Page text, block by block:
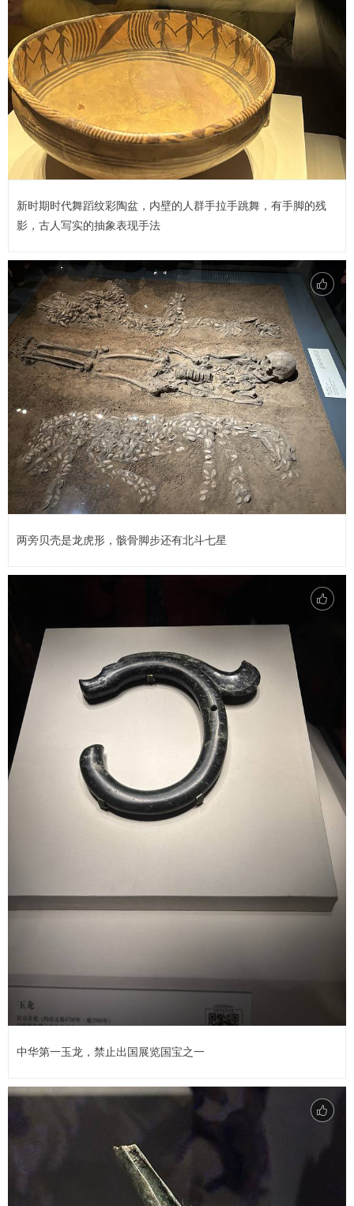
新时期时代舞蹈纹彩陶盆，内壁的人群手拉手跳舞，有手脚的残
影，古人写实的抽象表现手法
两旁贝壳是龙虎形，骸骨脚步还有北斗七星
中华第一玉龙，禁止出国展览国宝之一